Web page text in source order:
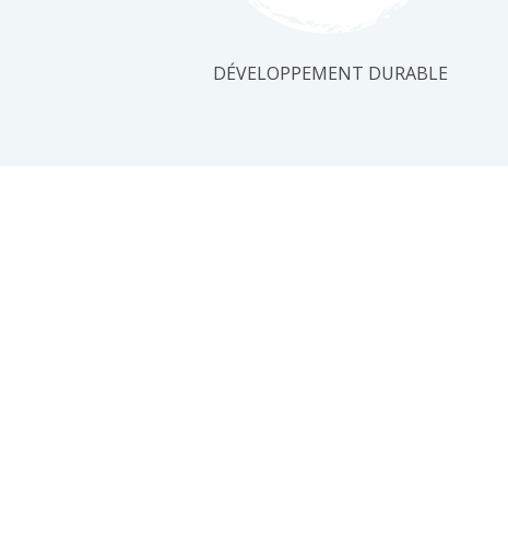
DÉVELOPPEMENT DURABLE